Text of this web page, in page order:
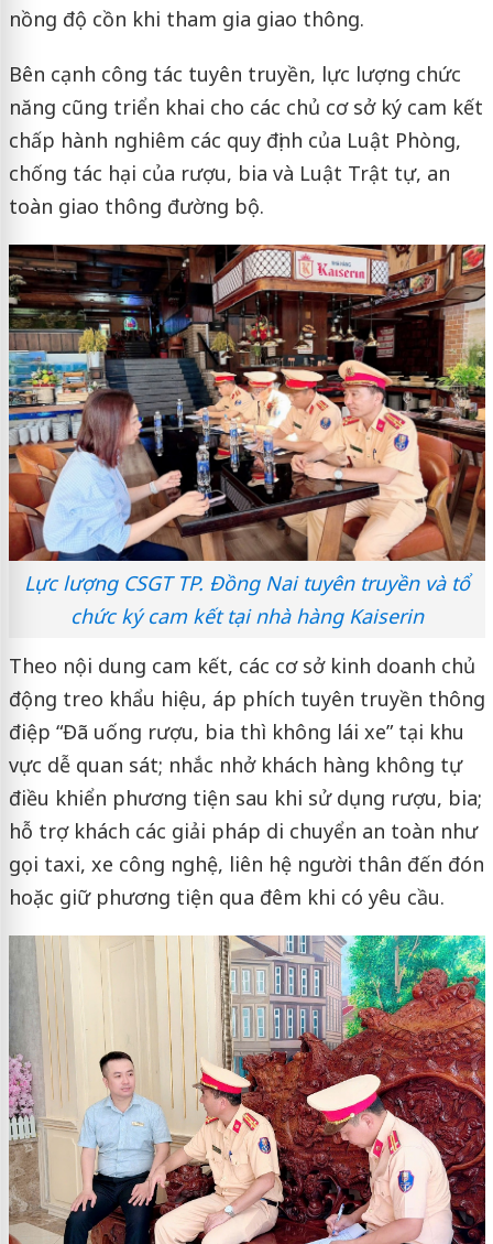
nồng độ cồn khi tham gia giao thông.
Bên cạnh công tác tuyên truyền, lực lượng chức
năng cũng triển khai cho các chủ cơ sở ký cam kết
chấp hành nghiêm các quy định của Luật Phòng,
chống tác hại của rượu, bia và Luật Trật tự, an
toàn giao thông đường bộ.
Lực lượng CSGT TP. Đồng Nai tuyên truyền và tổ
chức ký cam kết tại nhà hàng Kaiserin
Theo nội dung cam kết, các cơ sở kinh doanh chủ
động treo khẩu hiệu, áp phích tuyên truyền thông
điệp “Đã uống rượu, bia thì không lái xe” tại khu
vực dễ quan sát; nhắc nhở khách hàng không tự
điều khiển phương tiện sau khi sử dụng rượu, bia;
hỗ trợ khách các giải pháp di chuyển an toàn như
gọi taxi, xe công nghệ, liên hệ người thân đến đón
hoặc giữ phương tiện qua đêm khi có yêu cầu.